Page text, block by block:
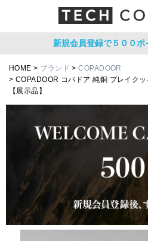
新規会員登録で５００ポ
HOME ブランド
COPADOOR
COPADOOR コパドア 純銅 プレイク
【展示品】